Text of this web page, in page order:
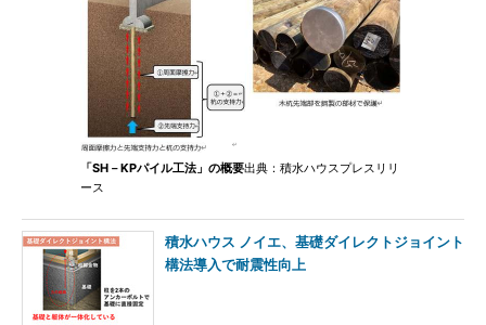
「SH－KPパイル工法」の概要出典：積水ハウスプレスリリ
ース
積水ハウス ノイエ、基礎ダイレクトジョイント
構法導入で耐震性向上